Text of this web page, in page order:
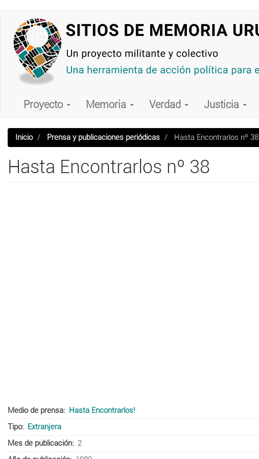
contenido
principal
Main
navigation
Proyecto Memoria Verdad Justicia
Inicio Prensa y publicaciones periódicas Hasta Encontrarlos nº 38
Hasta Encontrarlos nº 38
Medio de prensa
Hasta Encontrarlos!
Tipo
Extranjera
Mes de publicación
2